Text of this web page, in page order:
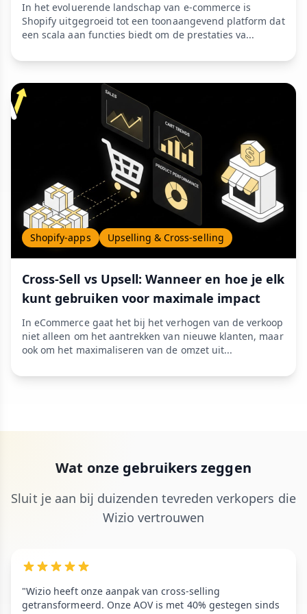
In het evoluerende landschap van e-commerce is
Shopify uitgegroeid tot een toonaangevend platform dat
een scala aan functies biedt om de prestaties va...
Shopify-apps Upselling & Cross-selling
Cross-Sell vs Upsell: Wanneer en hoe je elk
kunt gebruiken voor maximale impact
In eCommerce gaat het bij het verhogen van de verkoop
niet alleen om het aantrekken van nieuwe klanten, maar
ook om het maximaliseren van de omzet uit...
Wat onze gebruikers zeggen
Sluit je aan bij duizenden tevreden verkopers die
Wizio vertrouwen
"Wizio heeft onze aanpak van cross-selling
getransformeerd. Onze AOV is met 40% gestegen sinds